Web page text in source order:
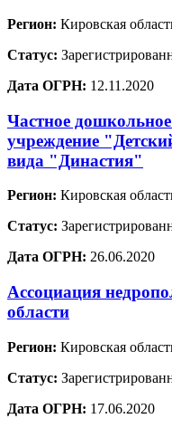
Регион: Кировская
Статус:
Дата ОГРН: 12.11.2020
Частное
учреждение
вида "Династия"
Регион: Кировская
Статус:
Дата ОГРН: 26.06.2020
Ассоциация
области
Регион: Кировская
Статус:
Дата ОГРН: 17.06.2020